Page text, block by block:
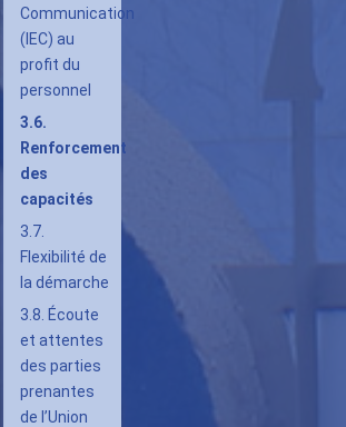
Communication
(IEC) au
profit du
personnel
3.6.
Renforcement
des
capacités
3.7.
Flexibilité de
la démarche
3.8. Écoute
et attentes
des parties
prenantes
de l’Union